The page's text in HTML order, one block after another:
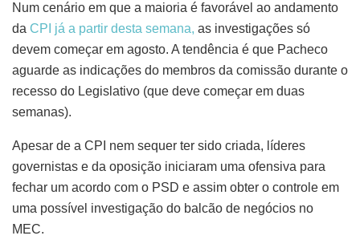
Num cenário em que a maioria é favorável ao andamento
da CPI já a partir desta semana, as investigações só
devem começar em agosto. A tendência é que Pacheco
aguarde as indicações do membros da comissão durante o
recesso do Legislativo (que deve começar em duas
semanas).
Apesar de a CPI nem sequer ter sido criada, líderes
governistas e da oposição iniciaram uma ofensiva para
fechar um acordo com o PSD e assim obter o controle em
uma possível investigação do balcão de negócios no
MEC.